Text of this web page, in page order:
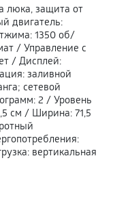
люка, защита от
двигатель:
: 1350 об/
/ Управление с
/ Дисплей:
: заливной
сетевой
: 2 / Уровень
см / Ширина: 71,5
:
: вертикальная